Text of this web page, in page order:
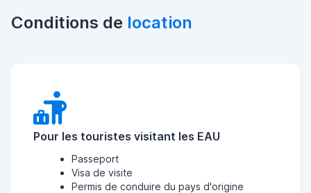
Conditions de location
Pour les touristes visitant les EAU
Passeport
Visa de visite
Permis de conduire du pays d'origine